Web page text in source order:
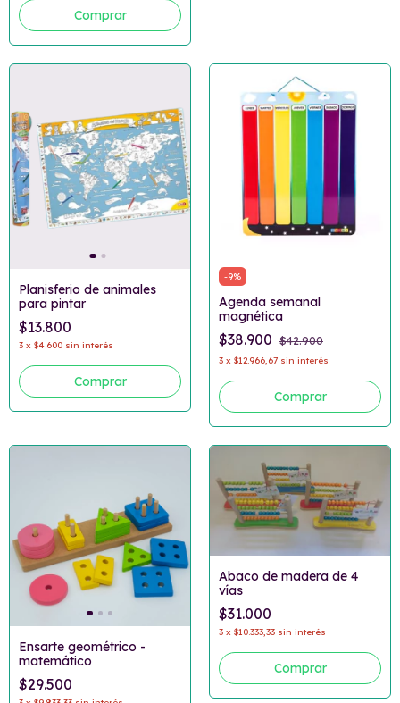
Planisferio de animales
para pintar
$13.800
3 x $4.600 sin interés
-9%
Agenda semanal
magnética
$38.900 $42.900
3 x $12.966,67 sin interés
Ensarte geométrico -
matemático
$29.500
Abaco de madera de 4
vías
$31.000
3 x $10.333,33 sin interés